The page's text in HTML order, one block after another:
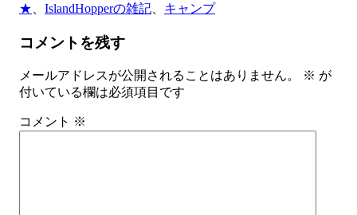
★
IslandHopperの雑記 キャンプ
コメントを残す
メールアドレスが公開されることはありません。 ※ が
付いている欄は必須項目です
コメント ※